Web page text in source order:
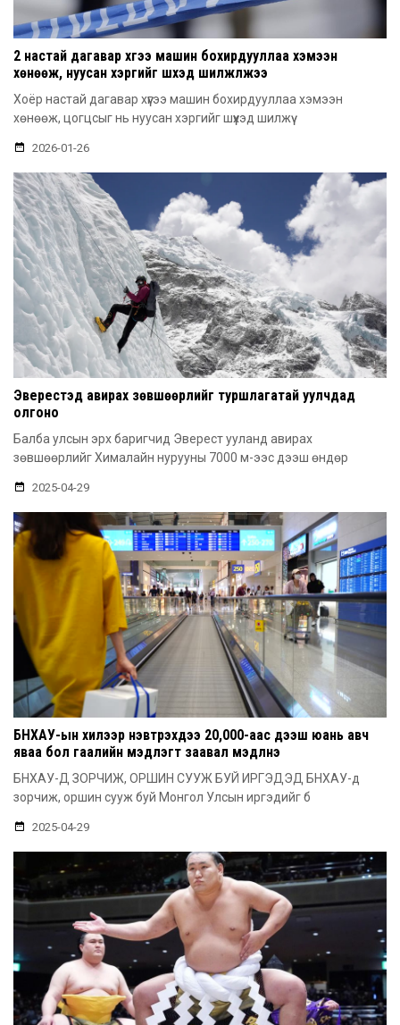
2 настай дагавар хүүгээ машин бохирдууллаа хэмээн
хөнөөж, нуусан хэргийг шүүхэд шилжүүлжээ
Хоёр настай дагавар хүүгээ машин бохирдууллаа хэмээн
хөнөөж, цогцсыг нь нуусан хэргийг шүүхэд шилжүү
2026-01-26
Эверестэд авирах зөвшөөрлийг туршлагатай уулчдад
олгоно
Балба улсын эрх баригчид Эверест ууланд авирах
зөвшөөрлийг Хималайн нурууны 7000 м-ээс дээш өндөр
2025-04-29
БНХАУ-ын хилээр нэвтрэхдээ 20,000-аас дээш юань авч
яваа бол гаалийн мэдүүлэгт заавал мэдүүлнэ
БНХАУ-Д ЗОРЧИЖ, ОРШИН СУУЖ БУЙ ИРГЭДЭД БНХАУ-д
зорчиж, оршин сууж буй Монгол Улсын иргэдийг б
2025-04-29